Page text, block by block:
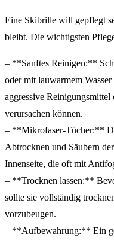
Eine Skibrille will gepflegt
bleibt. Die wichtigsten
– **Sanftes Reinigen:**
oder mit lauwarmem
aggressive
verursachen können.
– **Mikrofaser-Tücher:**
Abtrocknen und Säubern
Innenseite, die oft mit
– **Trocknen lassen:**
sollte sie vollständig
vorzubeugen.
– **Aufbewahrung:** Ein